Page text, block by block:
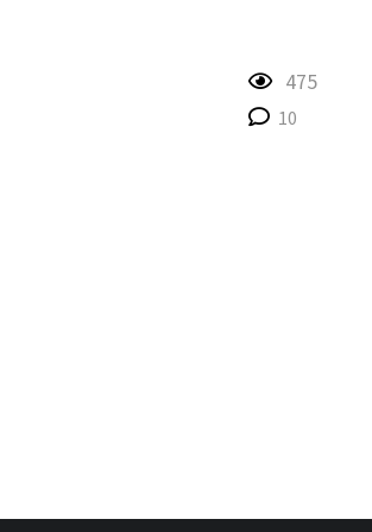
475
10